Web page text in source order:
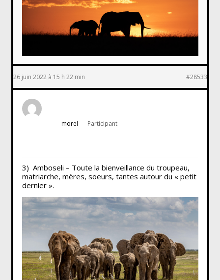
26 juin 2022 à 15 h 22 min #28533
morel Participant
3) Amboseli – Toute la bienveillance du troupeau,
matriarche, mères, soeurs, tantes autour du « petit
dernier ».